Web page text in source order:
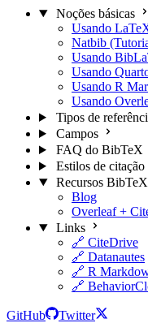
Noções básicas
Usando
Natbib
Usando
Usando
Usando R
Usando
Tipos de
Campos
FAQ do BibTeX
Estilos de
Recursos BibTeX
Blog
Overleaf +
Links
🔗 CiteDrive
🔗 Datanautes
🔗 R
🔗
GitHub
Twitter